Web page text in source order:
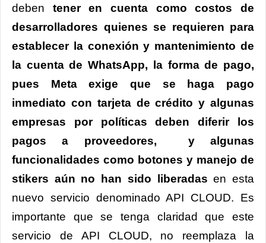
deben tener en cuenta como costos de
desarrolladores quienes se requieren para
establecer la conexión y mantenimiento de
la cuenta de WhatsApp, la forma de pago,
pues Meta exige que se haga pago
inmediato con tarjeta de crédito y algunas
empresas por políticas deben diferir los
pagos a proveedores, y algunas
funcionalidades como botones y manejo de
stikers aún no han sido liberadas en esta
nuevo servicio denominado API CLOUD. Es
importante que se tenga claridad que este
servicio de API CLOUD, no reemplaza la